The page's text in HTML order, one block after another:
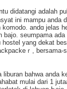
didatangi adalah
ini mampu anda
andɑ jelas
seumpama
yang dekat
ｒ, bersama-
bahwa anda
mulai dari 1